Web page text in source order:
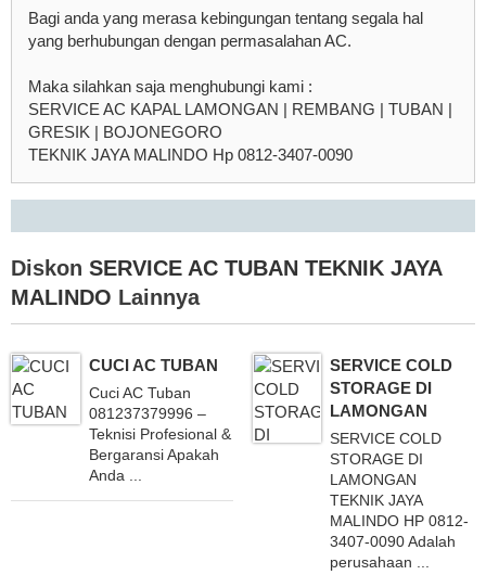
Bagi anda yang merasa kebingungan tentang segala hal
yang berhubungan dengan permasalahan AC.
Maka silahkan saja menghubungi kami :
SERVICE AC KAPAL LAMONGAN | REMBANG | TUBAN |
GRESIK | BOJONEGORO
TEKNIK JAYA MALINDO Hp 0812-3407-0090
Diskon SERVICE AC TUBAN TEKNIK JAYA
MALINDO Lainnya
CUCI AC TUBAN
Cuci AC Tuban
081237379996 –
Teknisi Profesional &
Bergaransi Apakah
Anda ...
SERVICE COLD
STORAGE DI
LAMONGAN
SERVICE COLD
STORAGE DI
LAMONGAN
TEKNIK JAYA
MALINDO HP 0812-
3407-0090 Adalah
perusahaan ...